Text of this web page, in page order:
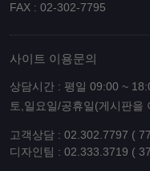
FAX : 02-302-7795
사이트 이용문의
상담시간 : 평일 09:00 ~
토,일요일/공휴일(게시판을
고객상담 : 02.302.7797 (
디자인팀 : 02.333.3719 (